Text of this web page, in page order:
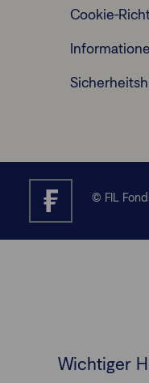
Cookie-
© FIL
Wichtiger